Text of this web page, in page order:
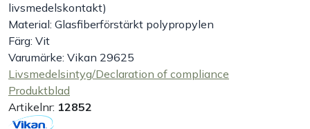
Varumärken
Outlet
Om Bakers
livsmedelskontakt)
Material: Glasfiberförstärkt polypropylen
Färg: Vit
Varumärke: Vikan 29625
Livsmedelsintyg/Declaration of compliance
Produktblad
Artikelnr: 12852